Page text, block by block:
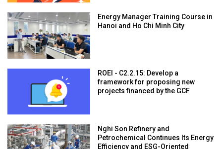
Energy Manager Training Course in
Hanoi and Ho Chi Minh City
ROEI - C2.2.15: Develop a
framework for proposing new
projects financed by the GCF
Nghi Son Refinery and
Petrochemical Continues Its Energy
Efficiency and ESG-Oriented